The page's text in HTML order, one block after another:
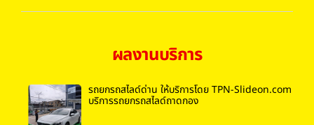
ผลงานบริการ
รถยกรถสไลด์ด่าน ให้บริการโดย TPN-Slideon.com
บริการรถยกรถสไลด์ถาดกอง